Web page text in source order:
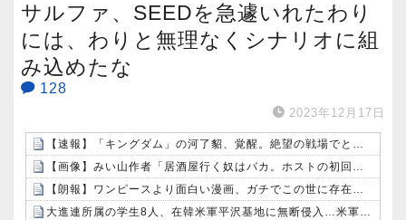
サルファ、SEEDを急遽いれたわり
には、わりと無理なくシナリオに組
み込めたな
128
2023年12月17日
【速報】「キングダム」の河了貂、覚醒。絶望の戦場でとんでもない策を思いつくｗｗｗｗ
【画像】みい山作者「居酒屋行く奴はバカ。ホストの初回なら居酒屋より安く飲めてイケメンにチヤホヤされる」
【朗報】ワンピースより面白い漫画、ガチでこの世に存在しないかもしれないｗｗｗ
大進連所属の学生8人、在韓米軍平沢基地に無断侵入…米軍により身柄拘束！